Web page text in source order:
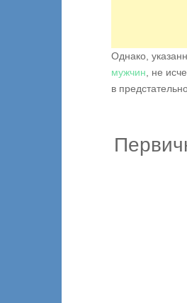
Однако,
мужчин , не
в